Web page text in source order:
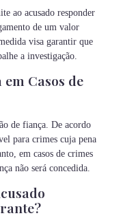
ao acusado responder
de um valor
visa garantir que
a investigação.
Casos de
de fiança. De acordo
para crimes cuja pena
em casos de crimes
não será concedida.